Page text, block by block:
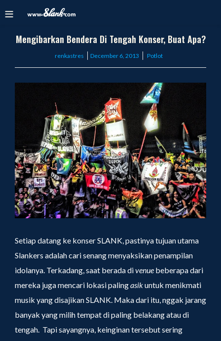
Mengibarkan Bendera Di Tengah Konser, Buat Apa?
renkastres
Posted
December 6, 2013 Potlot
Setiap datang ke konser SLANK, pastinya tujuan utama
Slankers adalah cari senang menyaksikan penampilan
idolanya. Terkadang, saat berada divenue beberapa dari
mereka juga mencari lokasi palingasikuntuk menikmati
musik yang disajikan SLANK. Maka dari itu, nggak jarang
banyak yang milih tempat di paling belakang atau di
tengah. Tapi sayangnya, keinginan tersebut sering